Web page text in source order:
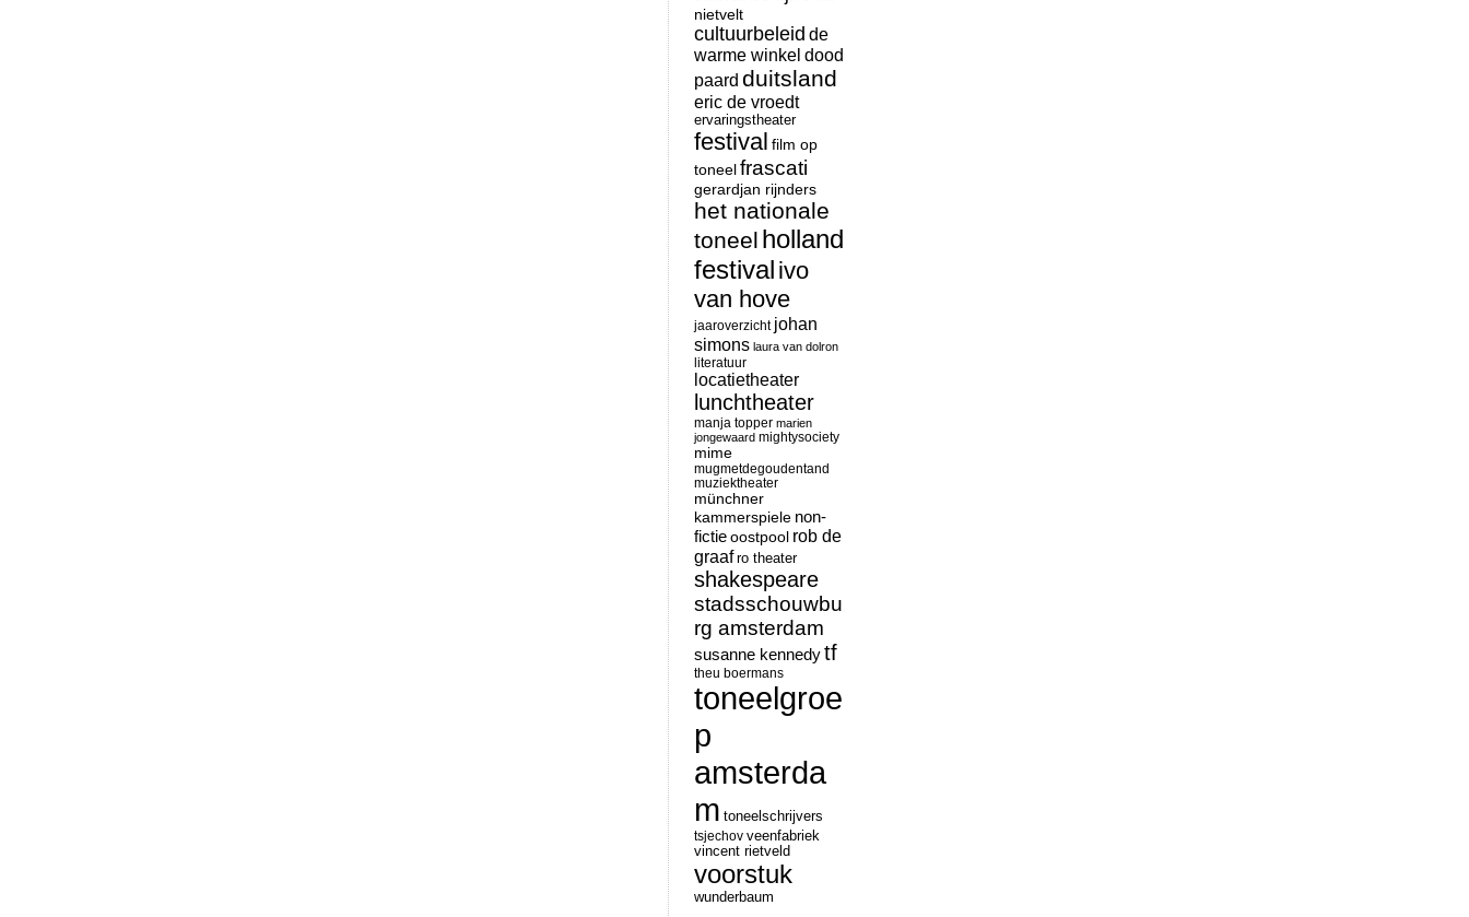
nietvelt
cultuurbeleid de
warme winkel dood
paard duitsland
eric de vroedt
ervaringstheater
festival film op
toneelfrascati
gerardjan rijnders
het nationale
toneel holland
festival ivo
van hove
jaaroverzicht johan
simons laura van dolron
literatuur
locatietheater
lunchtheater
manja topper marien
jongewaard mightysociety
mime
mugmetdegoudentand
muziektheater
münchner
kammerspiele non-
fictieoostpool rob de
graaf ro theater
shakespeare
stadsschouwbu
rg amsterdam
susanne kennedytf
theu boermans
toneelgroe
p
amsterda
m toneelschrijvers
tsjechov veenfabriek
vincent rietveld
voorstuk
wunderbaum